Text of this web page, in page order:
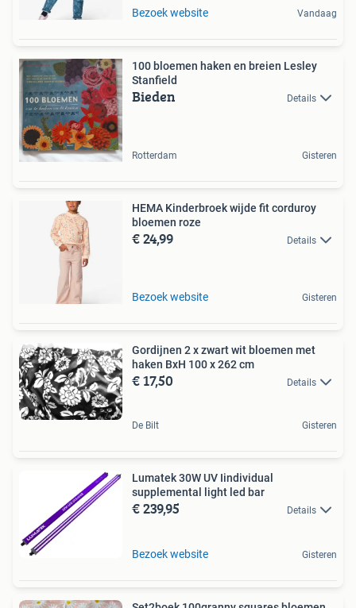
Bezoek website Vandaag
100 bloemen haken en breien Lesley
Stanfield
Bieden Details
Rotterdam Gisteren
HEMA Kinderbroek wijde fit corduroy
bloemen roze
€ 24,99 Details
Bezoek website Gisteren
Gordijnen 2 x zwart wit bloemen met
haken BxH 100 x 262 cm
€ 17,50 Details
De Bilt Gisteren
Lumatek 30W UV Iindividual
supplemental light led bar
€ 239,95 Details
Bezoek website Gisteren